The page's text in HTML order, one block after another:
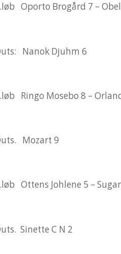
Oporto Brogård 7 –
Nanok Djuhm 6
Ringo Mosebo 8 –
Mozart 9
Ottens Johlene 5 –
Sinette C N 2